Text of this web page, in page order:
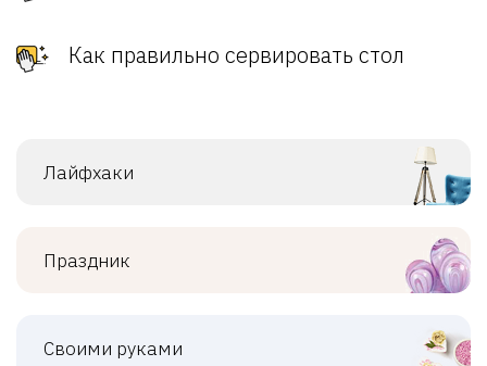
Как правильно сервировать стол
Лайфхаки
Праздник
Своими руками